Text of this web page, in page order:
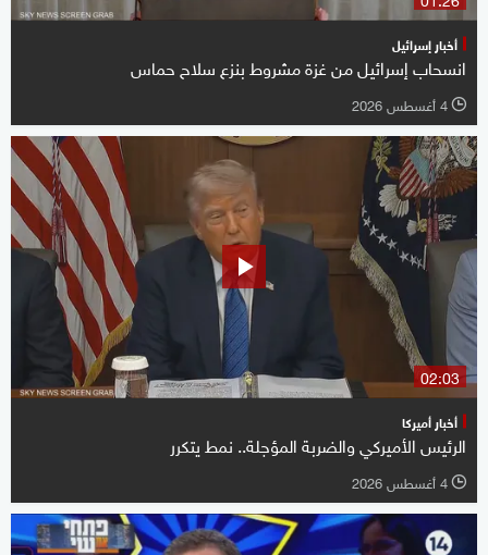
أخبار إسرائيل
انسحاب إسرائيل من غزة مشروط بنزع سلاح حماس
l 4 أغسطس 2026
02:03
أخبار أميركا
الرئيس الأميركي والضربة المؤجلة.. نمط يتكرر
l 4 أغسطس 2026